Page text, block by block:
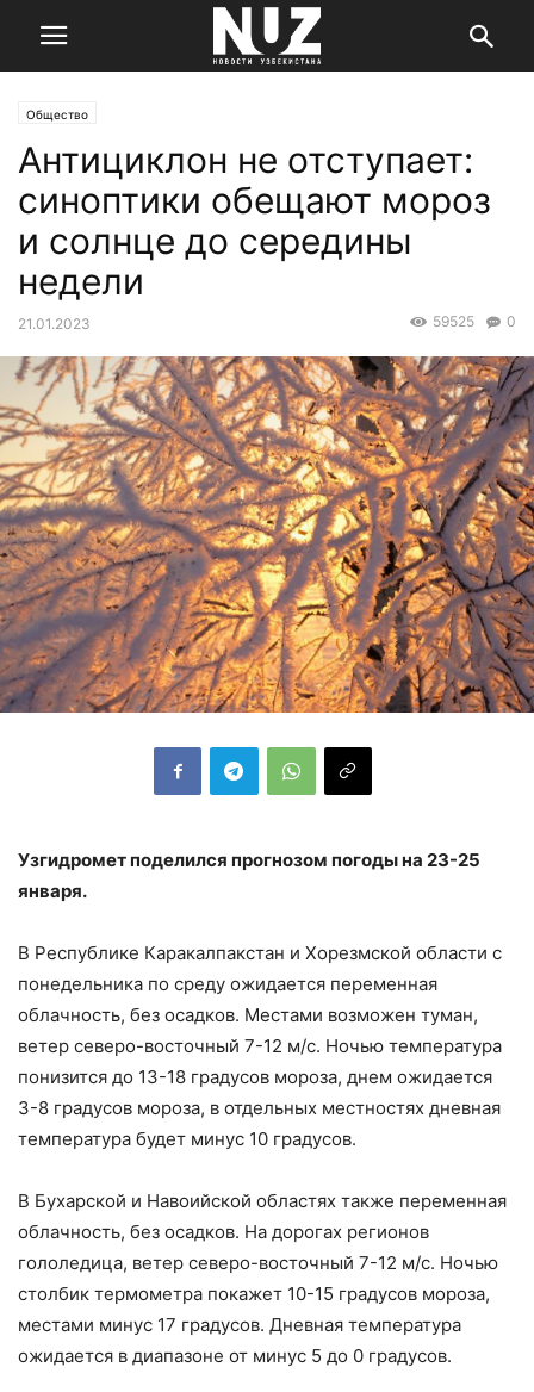
Общество
Антициклон не отступает:
синоптики обещают мороз
и солнце до середины
недели
21.01.2023 0
59525
Узгидромет поделился прогнозом погоды на 23-25
января.
В Республике Каракалпакстан и Хорезмской области с
понедельника по среду ожидается переменная
облачность, без осадков. Местами возможен туман,
ветер северо-восточный 7-12 м/с. Ночью температура
понизится до 13-18 градусов мороза, днем ожидается
3-8 градусов мороза, в отдельных местностях дневная
температура будет минус 10 градусов.
В Бухарской и Навоийской областях также переменная
облачность, без осадков. На дорогах регионов
гололедица, ветер северо-восточный 7-12 м/с. Ночью
столбик термометра покажет 10-15 градусов мороза,
местами минус 17 градусов. Дневная температура
ожидается в диапазоне от минус 5 до 0 градусов.